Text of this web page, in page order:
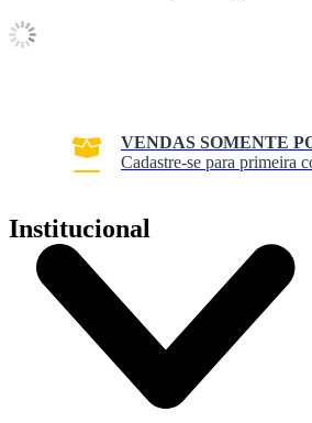
VENDAS SOMENTE
Cadastre-se para primeira
Institucional